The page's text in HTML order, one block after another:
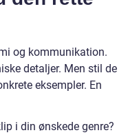
og kommunikation.
detaljer. Men stil de
eksempler. En
i din ønskede genre?